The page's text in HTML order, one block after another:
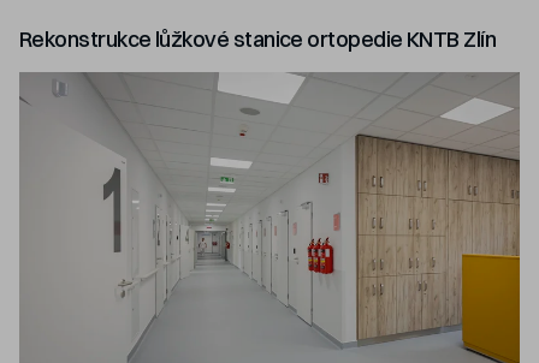
Rekonstrukce lůžkové stanice ortopedie KNTB Zlín